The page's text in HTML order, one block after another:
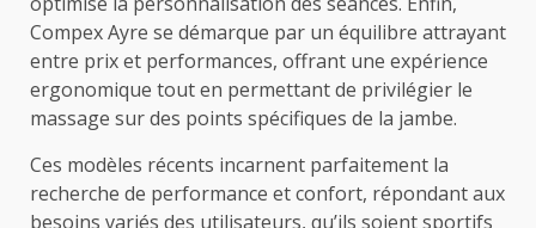
Compex Ayre se démarque par un équilibre attrayant
entre prix et performances, offrant une expérience
ergonomique tout en permettant de privilégier le
massage sur des points spécifiques de la jambe.
Ces modèles récents incarnent parfaitement la
recherche de performance et confort, répondant aux
besoins variés des utilisateurs, qu’ils soient sportifs